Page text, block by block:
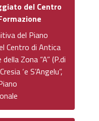
del Centro
del Piano
Centro di Antica
Zona “A” (P.di
‘e S’Angelu”,